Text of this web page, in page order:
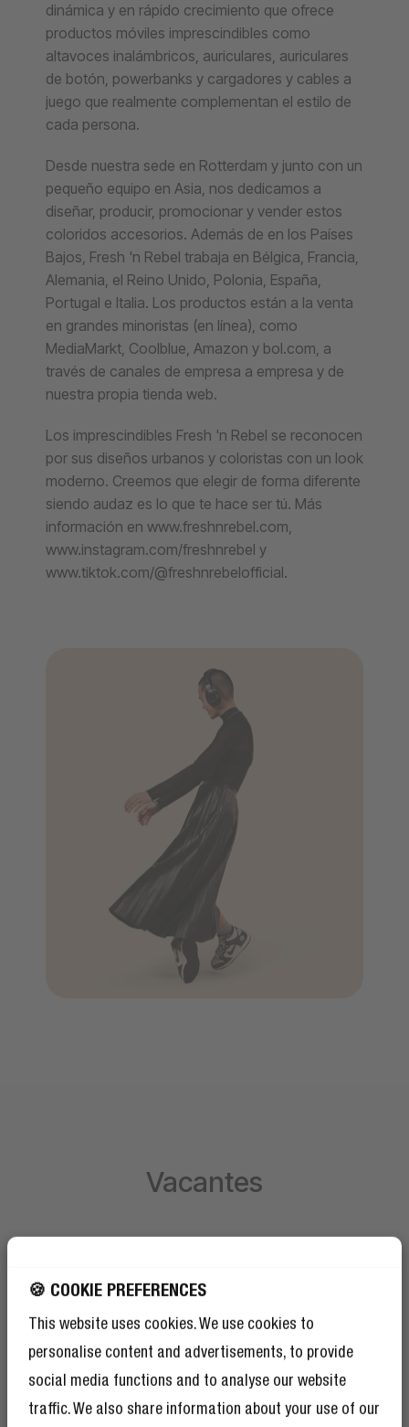
🍪 COOKIE PREFERENCES
This website uses cookies. We use cookies to
personalise content and advertisements, to provide
social media functions and to analyse our website
traffic. We also share information about your use of our
dinámica y en rápido crecimiento que ofrece
productos móviles imprescindibles como
altavoces inalámbricos, auriculares, auriculares
de botón, powerbanks y cargadores y cables a
juego que realmente complementan el estilo de
cada persona.
Desde nuestra sede en Rotterdam y junto con un
pequeño equipo en Asia, nos dedicamos a
diseñar, producir, promocionar y vender estos
coloridos accesorios. Además de en los Países
Bajos, Fresh 'n Rebel trabaja en Bélgica, Francia,
Alemania, el Reino Unido, Polonia, España,
Portugal e Italia. Los productos están a la venta
en grandes minoristas (en línea), como
MediaMarkt, Coolblue, Amazon y bol.com, a
través de canales de empresa a empresa y de
nuestra propia tienda web.
Los imprescindibles Fresh 'n Rebel se reconocen
por sus diseños urbanos y coloristas con un look
moderno. Creemos que elegir de forma diferente
siendo audaz es lo que te hace ser tú. Más
información en www.freshnrebel.com,
www.instagram.com/freshnrebel y
www.tiktok.com/@freshnrebelofficial.
Vacantes
Fresh 'n Rebel en tu país.
¡CONSIGUE UN 10% DE
DESCUENTO EN TU
PRÓXIMO PEDIDO!
Y por si el 10% de descuento no fuera